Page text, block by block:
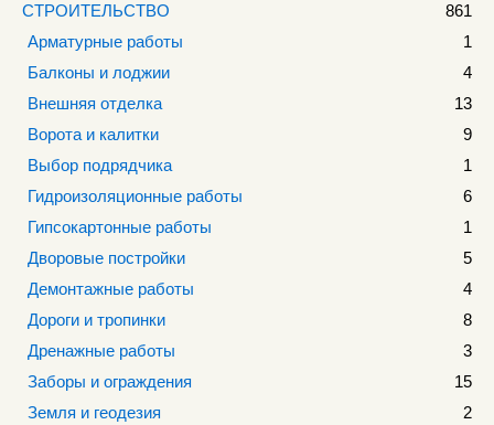
СТРОИТЕЛЬСТВО
861
Арматурные работы
1
Балконы и лоджии
4
Внешняя отделка
13
Ворота и калитки
9
Выбор подрядчика
1
Гидроизоляционные работы
6
Гипсокартонные работы
1
Дворовые постройки
5
Демонтажные работы
4
Дороги и тропинки
8
Дренажные работы
3
Заборы и ограждения
15
Земля и геодезия
2